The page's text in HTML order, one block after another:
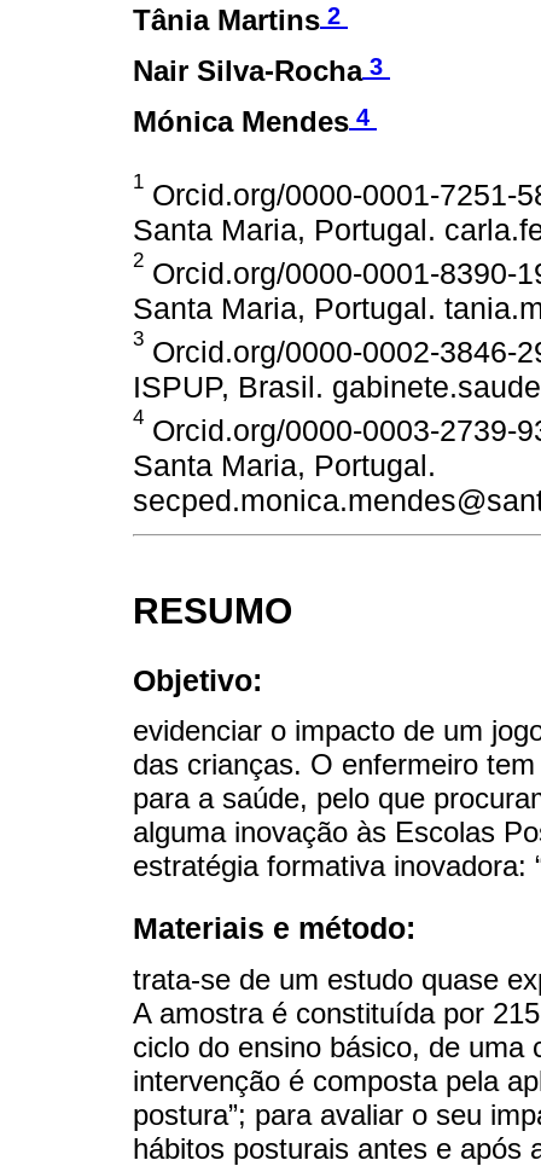
Tânia Martins 2
Nair Silva-Rocha 3
Mónica Mendes 4
1 Orcid.org/0000-0001-7251-
Santa Maria, Portugal.
2 Orcid.org/0000-0001-8390-
Santa Maria, Portugal.
3 Orcid.org/0000-0002-3846-
ISPUP, Brasil.
4 Orcid.org/0000-0003-2739-
Santa Maria, Portugal.
RESUMO
Objetivo:
evidenciar o impacto de um
das crianças. O enfermeiro
para a saúde, pelo que
alguma inovação às Escolas
estratégia formativa inovadora:
Materiais e método:
trata-se de um estudo quase
A amostra é constituída por
ciclo do ensino básico, de uma
intervenção é composta pela
postura”; para avaliar o seu
hábitos posturais antes e após